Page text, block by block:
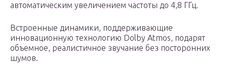
автоматическим увеличением частоты до 4,8 ГГц.
Встроенные динамики, поддерживающие
инновационную технологию Dolby Atmos, подарят
объемное, реалистичное звучание без посторонних
шумов.